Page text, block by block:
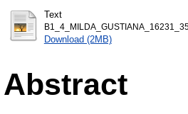
Text
Download (2MB)
Abstract